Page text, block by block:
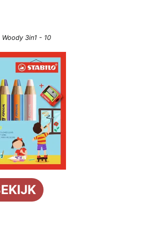
3in1 - 10